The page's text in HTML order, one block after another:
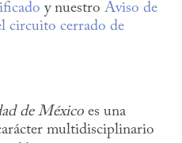
y nuestroAviso de
circuito cerrado de
de México es una
multidisciplinario